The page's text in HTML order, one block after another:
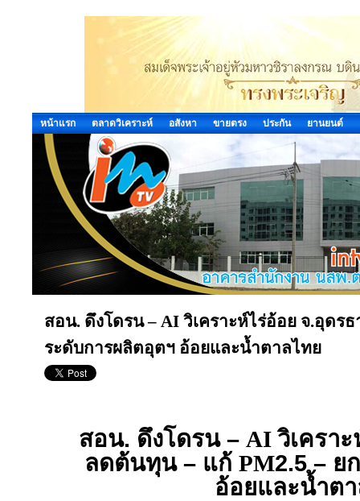
หน้าแรก ตลาดวิเคราะห์ อสังหา ขายตรง ประกัน ยานยนต์
สอน. ดึงโดรน – AI วิเคราะห์ไร่อ้อย จ.อุดร
ระดับการผลิตอุตฯ อ้อยและน้ำตาลไทย
สอน. ดึงโดรน – AIวิเครา
ลดต้นทุน – แก้ PM2.5 – ย
อ้อยและน้ำต